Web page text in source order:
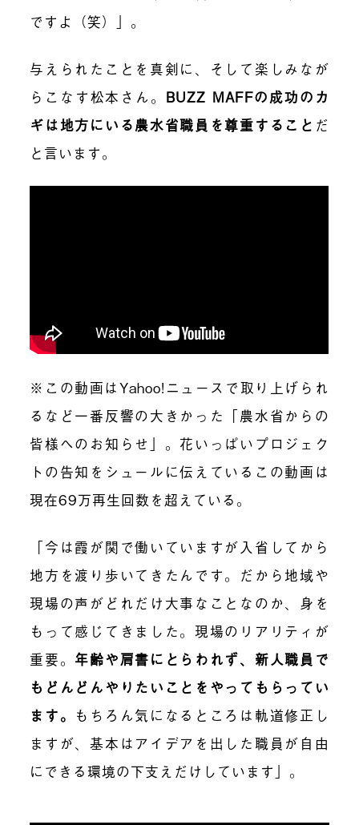
ですよ（笑）」。
与えられたことを真剣に、そして楽しみなが
らこなす松本さん。 BUZZ MAFFの成功のカ
ギは地方にいる農水省職員を尊重すること だ
と言います。
※この動画はYahoo!ニュースで取り上げられ
るなど一番反響の大きかった「農水省からの
皆様へのお知らせ」。花いっぱいプロジェク
トの告知をシュールに伝えているこの動画は
現在69万再生回数を超えている。
「今は霞が関で働いていますが入省してから
地方を渡り歩いてきたんです。だから地域や
現場の声がどれだけ大事なことなのか、身を
もって感じてきました。現場のリアリティが
重要。 年齢や肩書にとらわれず、新人職員で
もどんどんやりたいことをやってもらってい
ます。 もちろん気になるところは軌道修正し
ますが、基本はアイデアを出した職員が自由
にできる環境の下支えだけしています」。